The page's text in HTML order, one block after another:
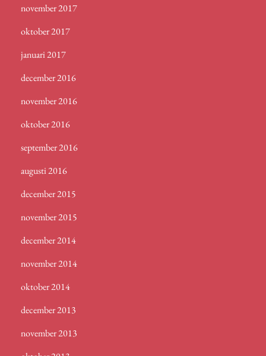
november 2017
oktober 2017
januari 2017
december 2016
november 2016
oktober 2016
september 2016
augusti 2016
december 2015
november 2015
december 2014
november 2014
oktober 2014
december 2013
november 2013